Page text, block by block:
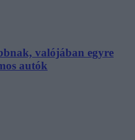
valójában egyre
autók